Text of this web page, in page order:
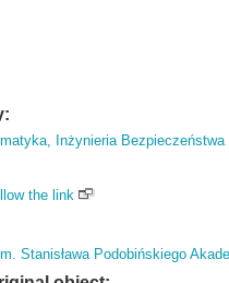
Inżynieria Bezpieczeństwa
the link
Stanisława Podobińskiego